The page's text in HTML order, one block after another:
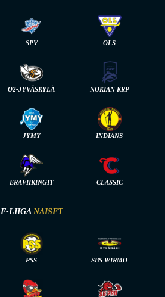
SPV OLS
O2-JYVÄSKYLÄ NOKIAN KRP
JYMY INDIANS
ERÄVIIKINGIT CLASSIC
F-LIIGA NAISET
PSS SBS WIRMO